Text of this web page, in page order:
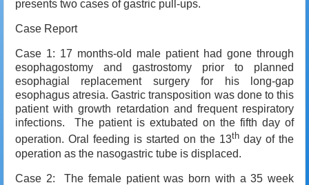
presents two cases of gastric pull-ups.
Case Report
Case 1: 17 months-old male patient had gone through
esophagostomy and gastrostomy prior to planned
esophagial replacement surgery for his long-gap
esophagus atresia. Gastric transposition was done to this
patient with growth retardation and frequent respiratory
infections. The patient is extubated on the fifth day of
operation. Oral feeding is started on the 13th day of the
operation as the nasogastric tube is displaced.
Case 2: The female patient was born with a 35 week